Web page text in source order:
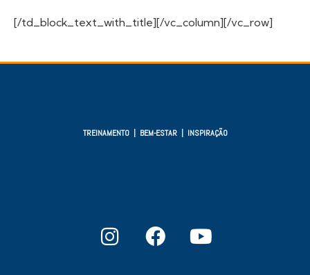
[/td_block_text_with_title][/vc_column][/vc_row]
TREINAMENTO | BEM-ESTAR | INSPIRAÇÃO